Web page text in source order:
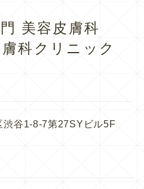
美容皮膚科
科クリニック
渋谷1-8-7第27SYビル5F